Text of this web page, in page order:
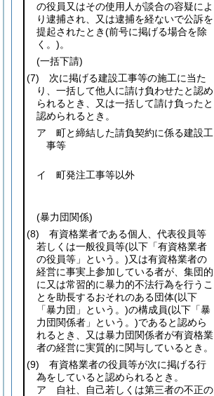
の役員又はその使用人が談合の容疑によ
り逮捕され、又は逮捕を経ないで公訴を
提起されたとき(前号に掲げる場合を除
く。)。
(一括下請)
(7) 次に掲げる建設工事等の施工に当た
り、一括して他人に請け負わせたと認め
られるとき、又は一括して請け負ったと
認められるとき。
ア 町と締結した請負契約に係る建設工
事等
イ 町発注工事等以外
(暴力団関係)
(8) 有資格業者である個人、代表役員等
若しくは一般役員等(以下「有資格業者
の役員等」という。)又は有資格業者の
経営に事実上参加している者が、集団的
に又は常習的に暴力的不法行為を行うこ
とを助長するおそれのある団体(以下
「暴力団」という。)の構成員(以下「暴
力団関係者」という。)であると認めら
れるとき、又は暴力団関係者が有資格業
者の経営に実質的に関与しているとき。
(9) 有資格業者の役員等が次に掲げる行
為をしていると認められるとき。
ア 自社、自己若しくは第三者の不正の